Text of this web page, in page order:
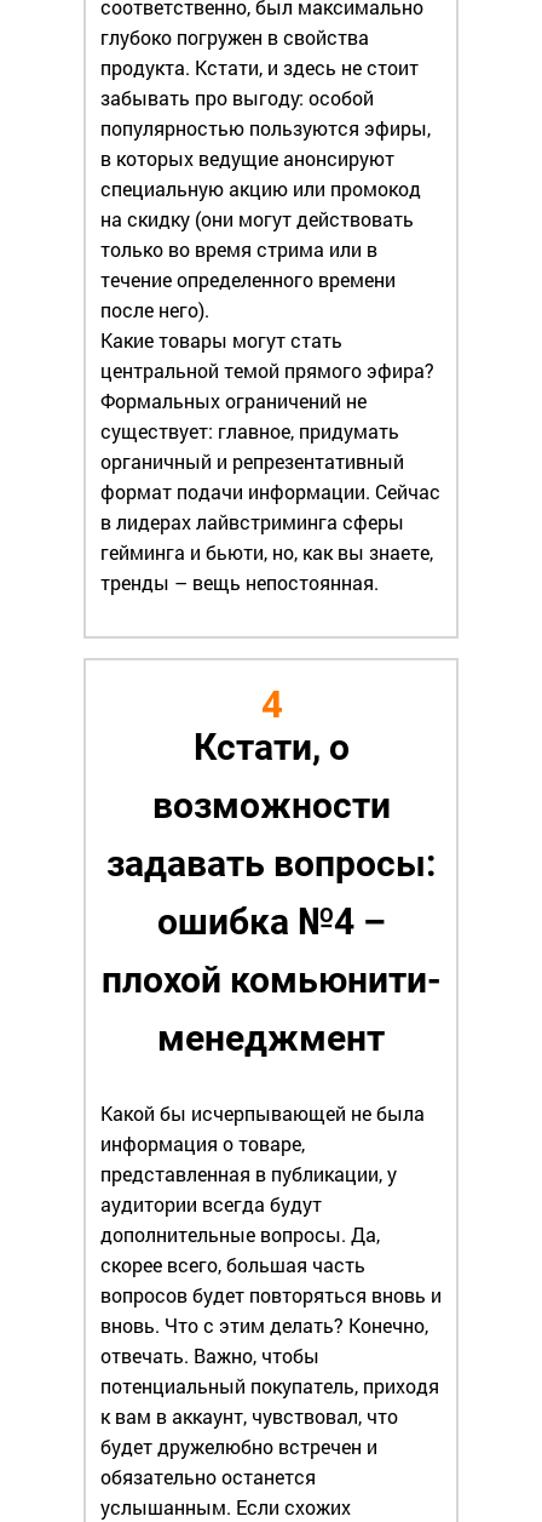
соответственно, был максимально
глубоко погружен в свойства
продукта. Кстати, и здесь не стоит
забывать про выгоду: особой
популярностью пользуются эфиры,
в которых ведущие анонсируют
специальную акцию или промокод
на скидку (они могут действовать
только во время стрима или в
течение определенного времени
после него).
Какие товары могут стать
центральной темой прямого эфира?
Формальных ограничений не
существует: главное, придумать
органичный и репрезентативный
формат подачи информации. Сейчас
в лидерах лайвстриминга сферы
гейминга и бьюти, но, как вы знаете,
тренды – вещь непостоянная.
4
Кстати, о
возможности
задавать вопросы:
ошибка №4 –
плохой комьюнити-
менеджмент
Какой бы исчерпывающей не была
информация о товаре,
представленная в публикации, у
аудитории всегда будут
дополнительные вопросы. Да,
скорее всего, большая часть
вопросов будет повторяться вновь и
вновь. Что с этим делать? Конечно,
отвечать. Важно, чтобы
потенциальный покупатель, приходя
к вам в аккаунт, чувствовал, что
будет дружелюбно встречен и
обязательно останется
услышанным. Если схожих